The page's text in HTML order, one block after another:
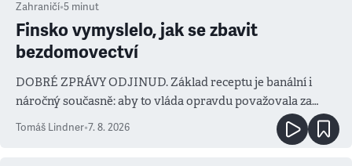
Zahraničí•5 minut
Finsko vymyslelo, jak se zbavit
bezdomovectví
DOBRÉ ZPRÁVY ODJINUD. Základ receptu je banální i
náročný současně: aby to vláda opravdu považovala za
prioritu
Tomáš Lindner•7. 8. 2026